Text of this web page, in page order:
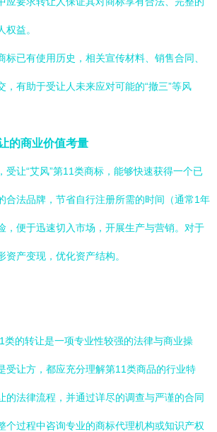
益。
标已有使用历史，相关宣传材料、销售合同、
，有助于受让人未来应对可能的“撤三”等风
的商业价值考量
受让“艾风”第11类商标，能够快速获得一个已
合法品牌，节省自行注册所需的时间（通常1年
，便于迅速切入市场，开展生产与营销。对于
产变现，优化资产结构。
类的转让是一项专业性较强的法律与商业操
受让方，都应充分理解第11类商品的行业特
的法律流程，并通过详尽的调查与严谨的合同
个过程中咨询专业的商标代理机构或知识产权